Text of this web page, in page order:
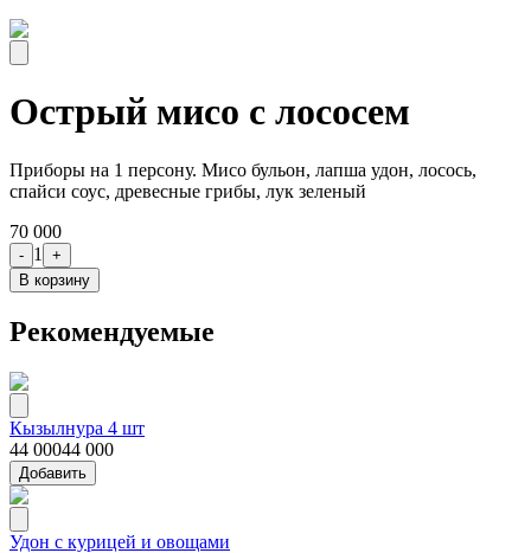
Острый мисо с лососем
Приборы на 1 персону. Мисо бульон, лапша удон, лосось,
спайси соус, древесные грибы, лук зеленый
70 000
- 1
+
В корзину
Рекомендуемые
Кызылнура 4 шт
44 00044 000
Добавить
Удон с курицей и овощами